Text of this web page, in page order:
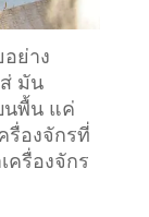
ย่าง
มัน
นพื้น แค่
รื่องจักรที่
ครื่องจักร